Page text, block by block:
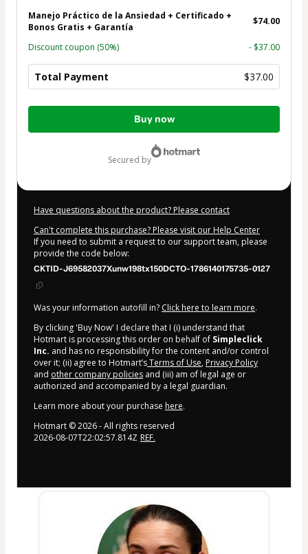
Manejo Práctico de la Ansiedad + Certificado +
Bonos Gratis + Garantía
$74.00
Discount coupon (50%) - $37.00
Total Payment $37.00
Total
Buy now
secured by
Have questions about the product? Please contact
Can't complete this purchase? Please visit our Help Center
If you need to submit a request to our support team, please
provide the code below:
CKTID-J69582037Xunw198tx150DCTO-1786140175735-0127
Was your information autofill in? Click here to learn more.
By clicking 'Buy Now' I declare that I (i) understand that
Hotmart is processing this order on behalf of Simpleclick
Inc. and has no responsibility for the content and/or control
over it; (ii) agree to Hotmart’sTerms of Use, Privacy Policy
and other company policies and (iii) am of legal age or
authorized and accompanied by a legal guardian.
Learn more about your purchase here.
Hotmart ©2026- All rights reserved
2026-08-07T22:02:57.814Z REF.